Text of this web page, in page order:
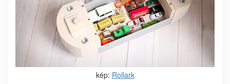
kép: Rollark